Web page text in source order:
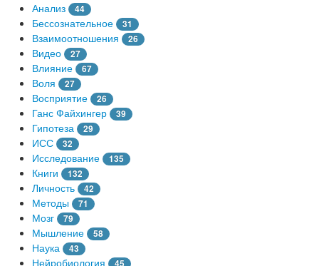
Анализ 44
Бессознательное 31
Взаимоотношения 26
Видео 27
Влияние 67
Воля 27
Восприятие 26
Ганс Файхингер 39
Гипотеза 29
ИСС 32
Исследование 135
Книги 132
Личность 42
Методы 71
Мозг 79
Мышление 58
Наука 43
Нейробиология